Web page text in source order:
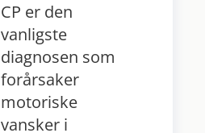
CP er den
vanligste
diagnosen som
forårsaker
motoriske
vansker i